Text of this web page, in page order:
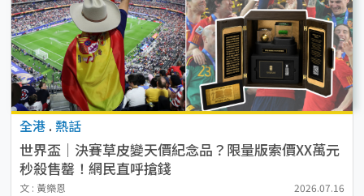
全港 . 熱話
世界盃｜決賽草皮變天價紀念品？限量版索價XX萬元
秒殺售罄！網民直呼搶錢
文 : 黃樂恩 2026.07.16